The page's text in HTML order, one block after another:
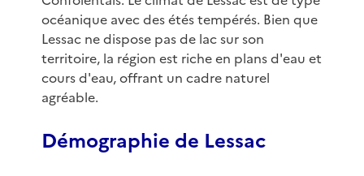
océanique avec des étés tempérés. Bien que
Lessac ne dispose pas de lac sur son
territoire, la région est riche en plans d'eau et
cours d'eau, offrant un cadre naturel
agréable.
Démographie de Lessac